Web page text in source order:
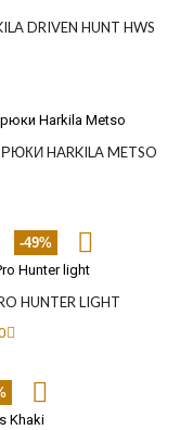
DRIVEN HUNT HWS
HARKILA METSO
-49%
HUNTER LIGHT